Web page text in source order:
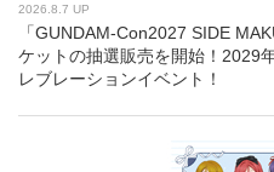
2026.8.7 UP
「GUNDAM-Con2027 SIDE
ケットの抽選販売を開始！2029
レブレーションイベント！